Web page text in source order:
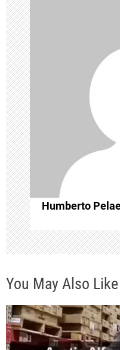
ó
n
d
e
e
n
t
r
a
d
a
s
Humberto
You May Also Like